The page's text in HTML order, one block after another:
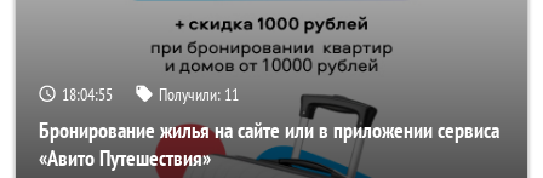
18:04:55 Получили: 11
Бронирование жилья на сайте или в приложении сервиса
«Авито Путешествия»